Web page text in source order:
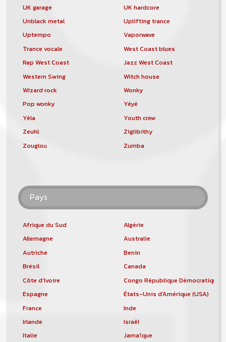
UK garage
UK hardcore
Unblack metal
Uplifting trance
Uptempo
Vaporwave
Trance vocale
West Coast blues
Rap West Coast
Jazz West Coast
Western Swing
Witch house
Wizard rock
Wonky
Pop wonky
Yéyé
Yéla
Youth crew
Zeuhl
Ziglibithy
Zouglou
Zumba
Pays
Afrique du Sud
Algérie
Allemagne
Australie
Autriche
Benin
Brésil
Canada
Côte d'Ivoire
Congo République Démocratique
Espagne
États-Unis d'Amérique (USA)
France
Inde
Irlande
Israël
Italie
Jamaïque